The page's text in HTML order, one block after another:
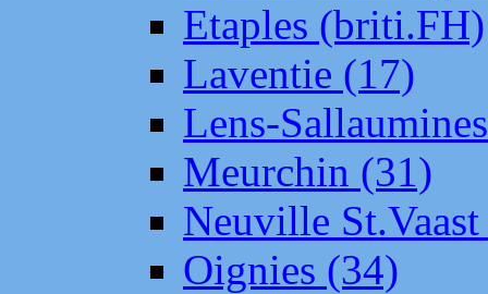
Etaples (briti.FH)
Laventie (17)
Lens-
Meurchin (31)
Neuville
Oignies (34)